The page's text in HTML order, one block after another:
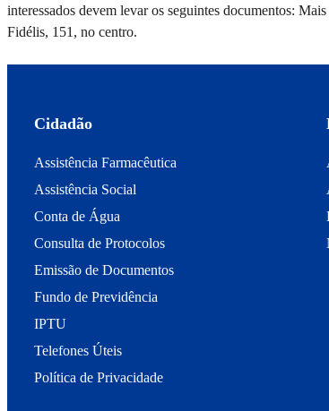
interessados devem levar os seguintes documentos:
Fidélis, 151, no centro.
Cidadão
Assistência Farmacêutica
Assistência Social
Conta de Água
Consulta de Protocolos
Emissão de Documentos
Fundo de Previdência
IPTU
Telefones Úteis
Política de Privacidade